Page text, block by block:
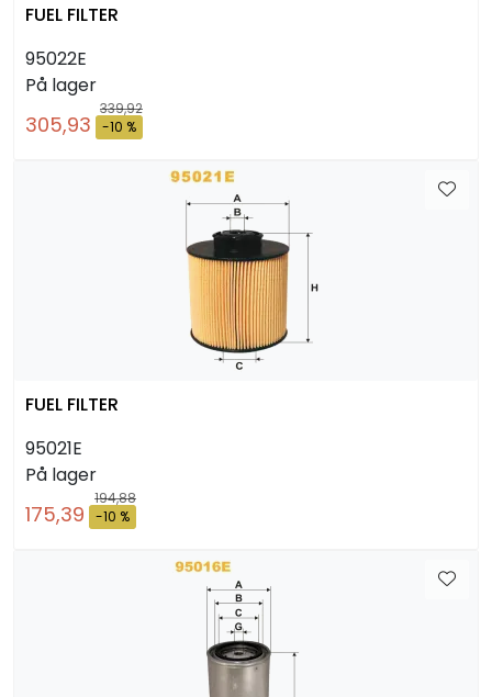
FUEL FILTER
95022E
På lager
339,92
305,93 -10 %
FUEL FILTER
95021E
På lager
194,88
175,39 -10 %